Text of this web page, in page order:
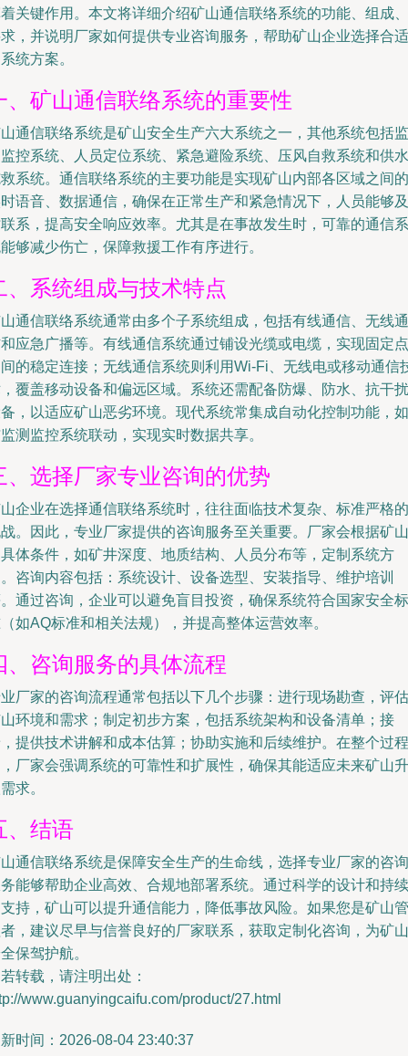
关键作用。本文将详细介绍矿山通信联络系统的功能、组成、
，并说明厂家如何提供专业咨询服务，帮助矿山企业选择合适
统方案。
、矿山通信联络系统的重要性
通信联络系统是矿山安全生产六大系统之一，其他系统包括监
控系统、人员定位系统、紧急避险系统、压风自救系统和供水
系统。通信联络系统的主要功能是实现矿山内部各区域之间的
语音、数据通信，确保在正常生产和紧急情况下，人员能够及
系，提高安全响应效率。尤其是在事故发生时，可靠的通信系
够减少伤亡，保障救援工作有序进行。
、系统组成与技术特点
通信联络系统通常由多个子系统组成，包括有线通信、无线通
应急广播等。有线通信系统通过铺设光缆或电缆，实现固定点
的稳定连接；无线通信系统则利用Wi-Fi、无线电或移动通信
覆盖移动设备和偏远区域。系统还需配备防爆、防水、抗干扰
，以适应矿山恶劣环境。现代系统常集成自动化控制功能，如
测监控系统联动，实现实时数据共享。
、选择厂家专业咨询的优势
企业在选择通信联络系统时，往往面临技术复杂、标准严格的
。因此，专业厂家提供的咨询服务至关重要。厂家会根据矿山
体条件，如矿井深度、地质结构、人员分布等，定制系统方
咨询内容包括：系统设计、设备选型、安装指导、维护培训
通过咨询，企业可以避免盲目投资，确保系统符合国家安全标
如AQ标准和相关法规），并提高整体运营效率。
、咨询服务的具体流程
厂家的咨询流程通常包括以下几个步骤：进行现场勘查，评估
环境和需求；制定初步方案，包括系统架构和设备清单；接
提供技术讲解和成本估算；协助实施和后续维护。在整个过程
厂家会强调系统的可靠性和扩展性，确保其能适应未来矿山升
求。
、结语
通信联络系统是保障安全生产的生命线，选择专业厂家的咨询
能够帮助企业高效、合规地部署系统。通过科学的设计和持续
持，矿山可以提升通信能力，降低事故风险。如果您是矿山管
，建议尽早与信誉良好的厂家联系，获取定制化咨询，为矿山
保驾护航。
转载，请注明出处：
www.guanyingcaifu.com/product/27.html
时间：2026-08-04 23:40:37